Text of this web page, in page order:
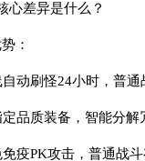
心差异是什么？
：
动刷怪24小时，普
品质装备，智能分
疫PK攻击，普通战